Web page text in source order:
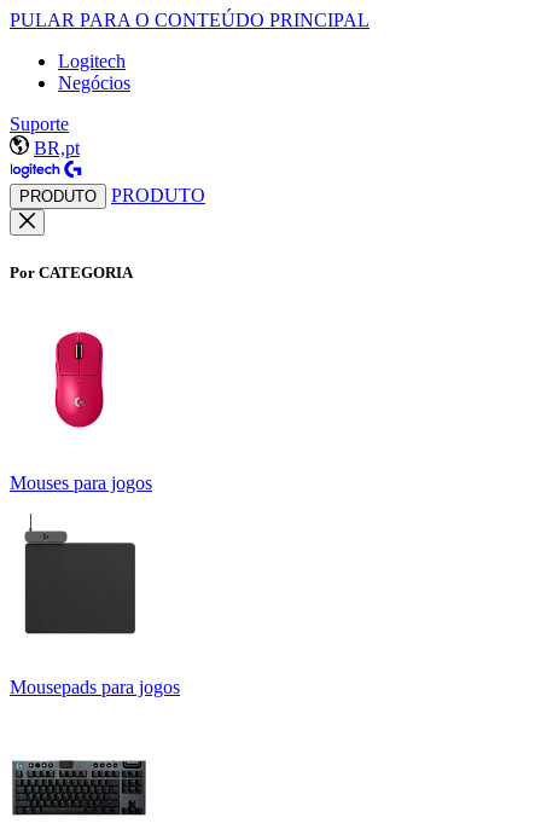
PULAR PARA O CONTEÚDO PRINCIPAL
Logitech
Negócios
Suporte
BR,pt
PRODUTO PRODUTO
Por CATEGORIA
Mouses para jogos
Mousepads para jogos